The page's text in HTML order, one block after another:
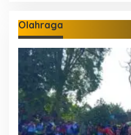
Olahraga